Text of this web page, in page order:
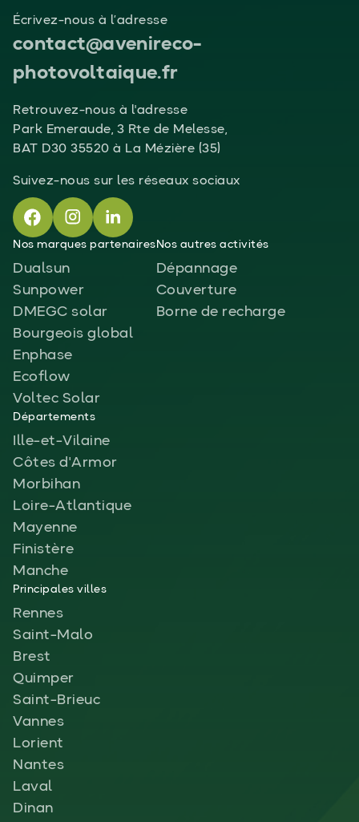
Écrivez-nous à l’adresse
contact@avenireco-
photovoltaique.fr
Retrouvez-nous à l'adresse
Park Emeraude, 3 Rte de Melesse,
BAT D30 35520 à La Mézière (35)
Suivez-nous sur les réseaux sociaux
Nos marques partenaires
Dualsun
Sunpower
DMEGC solar
Bourgeois global
Enphase
Ecoflow
Voltec Solar
Nos autres activités
Dépannage
Couverture
Borne de recharge
Départements
Ille-et-Vilaine
Côtes d'Armor
Morbihan
Loire-Atlantique
Mayenne
Finistère
Manche
Principales villes
Rennes
Saint-Malo
Brest
Quimper
Saint-Brieuc
Vannes
Lorient
Nantes
Laval
Dinan